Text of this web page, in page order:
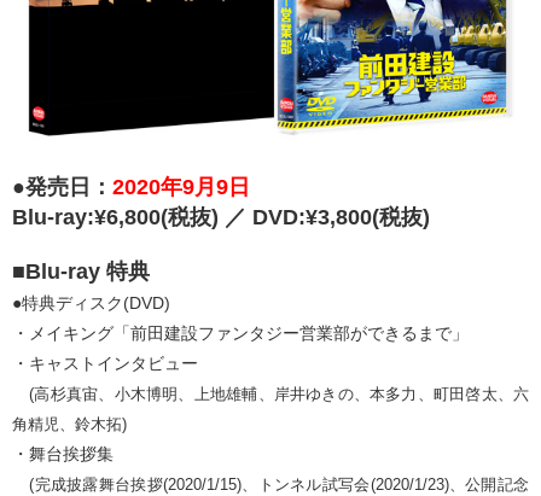
●発売日： 2020年9月9日
Blu-ray:¥6,800(税抜) ／ DVD:¥3,800(税抜)
■Blu-ray 特典
●特典ディスク(DVD)
・メイキング「前田建設ファンタジー営業部ができるまで」
・キャストインタビュー
(高杉真宙、小木博明、上地雄輔、岸井ゆきの、本多力、町田啓太、六
角精児、鈴木拓)
・舞台挨拶集
(完成披露舞台挨拶(2020/1/15)、トンネル試写会(2020/1/23)、公開記念